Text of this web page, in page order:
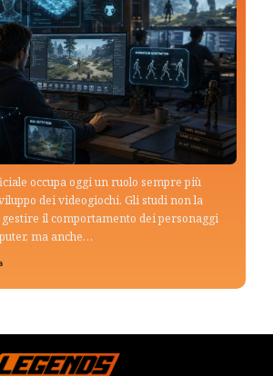
occupa oggi un ruolo sempre più
dei videogiochi. Gli studi non la
il comportamento dei personaggi
ma anche…